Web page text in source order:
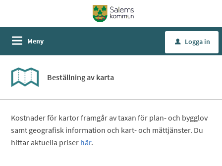
Meny u Logga in
Beställning av karta
Kostnader för kartor framgår av taxan för plan- och bygglov
samt geografisk information och kart- och mättjänster. Du
hittar aktuella priser här.